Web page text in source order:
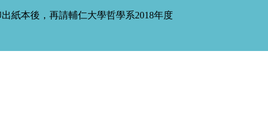
紙本後，再請輔仁大學哲學系2018年度